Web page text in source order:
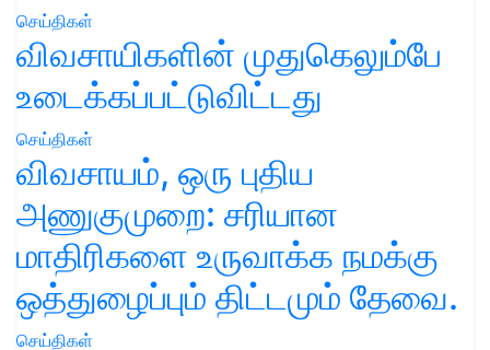
செய்திகள்
விவசாயிகளின் முதுகெலும்பே
உடைக்கப்பட்டுவிட்டது
செய்திகள்
விவசாயம், ஒரு புதிய
அணுகுமுறை: சரியான
மாதிரிகளை உருவாக்க நமக்கு
ஒத்துழைப்பும் திட்டமும் தேவை.
செய்திகள்